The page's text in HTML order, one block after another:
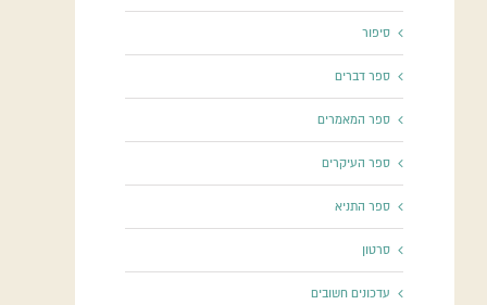
סיפור
ספר דברים
ספר המאמרים
ספר העיקרים
ספר התניא
סרטון
עדכונים חשובים